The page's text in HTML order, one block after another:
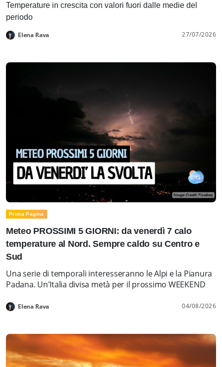
Temperature in crescita con valori fuori dalle medie del
periodo
Elena Rava 27/07/2026
Prima Pagina
Meteo PROSSIMI 5 GIORNI: da venerdì 7 calo
temperature al Nord. Sempre caldo su Centro e
Sud
Una serie di temporali interesseranno le Alpi e la Pianura
Padana. Un'Italia divisa metà per il prossimo WEEKEND
Elena Rava 04/08/2026